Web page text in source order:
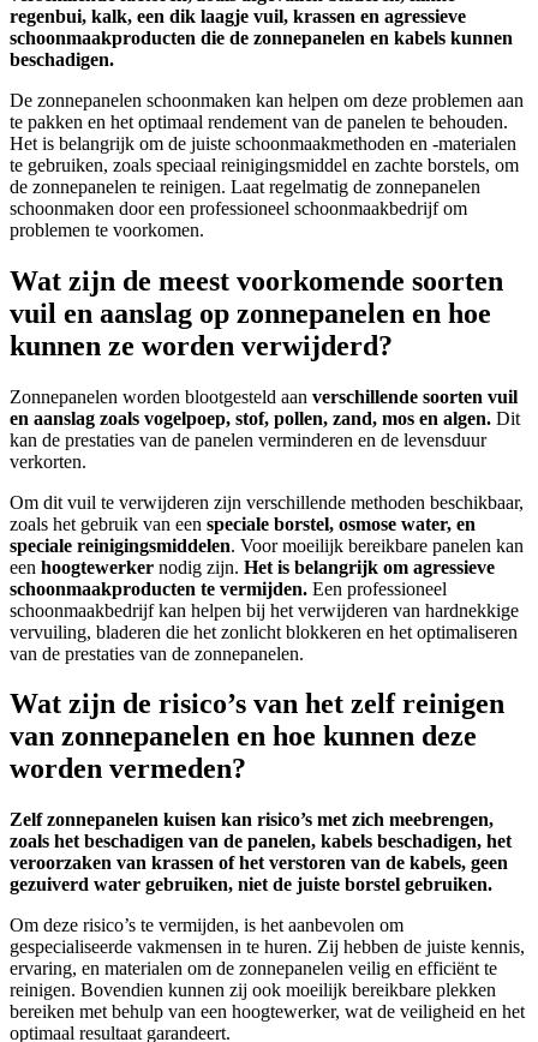
regenbui, kalk, een dik laagje vuil, krassen en agressieve
schoonmaakproducten die de zonnepanelen en kabels kunnen
beschadigen.
De zonnepanelen schoonmaken kan helpen om deze problemen aan
te pakken en het optimaal rendement van de panelen te behouden.
Het is belangrijk om de juiste schoonmaakmethoden en -materialen
te gebruiken, zoals speciaal reinigingsmiddel en zachte borstels, om
de zonnepanelen te reinigen. Laat regelmatig de zonnepanelen
schoonmaken door een professioneel schoonmaakbedrijf om
problemen te voorkomen.
Wat zijn de meest voorkomende soorten
vuil en aanslag op zonnepanelen en hoe
kunnen ze worden verwijderd?
Zonnepanelen worden blootgesteld aan verschillende soorten vuil
en aanslag zoals vogelpoep, stof, pollen, zand, mos en algen. Dit
kan de prestaties van de panelen verminderen en de levensduur
verkorten.
Om dit vuil te verwijderen zijn verschillende methoden beschikbaar,
zoals het gebruik van een speciale borstel, osmose water, en
speciale reinigingsmiddelen. Voor moeilijk bereikbare panelen kan
een hoogtewerker nodig zijn. Het is belangrijk om agressieve
schoonmaakproducten te vermijden. Een professioneel
schoonmaakbedrijf kan helpen bij het verwijderen van hardnekkige
vervuiling, bladeren die het zonlicht blokkeren en het optimaliseren
van de prestaties van de zonnepanelen.
Wat zijn de risico’s van het zelf reinigen
van zonnepanelen en hoe kunnen deze
worden vermeden?
Zelf zonnepanelen kuisen kan risico’s met zich meebrengen,
zoals het beschadigen van de panelen, kabels beschadigen, het
veroorzaken van krassen of het verstoren van de kabels, geen
gezuiverd water gebruiken, niet de juiste borstel gebruiken.
Om deze risico’s te vermijden, is het aanbevolen om
gespecialiseerde vakmensen in te huren. Zij hebben de juiste kennis,
ervaring, en materialen om de zonnepanelen veilig en efficiënt te
reinigen. Bovendien kunnen zij ook moeilijk bereikbare plekken
bereiken met behulp van een hoogtewerker, wat de veiligheid en het
optimaal resultaat garandeert.